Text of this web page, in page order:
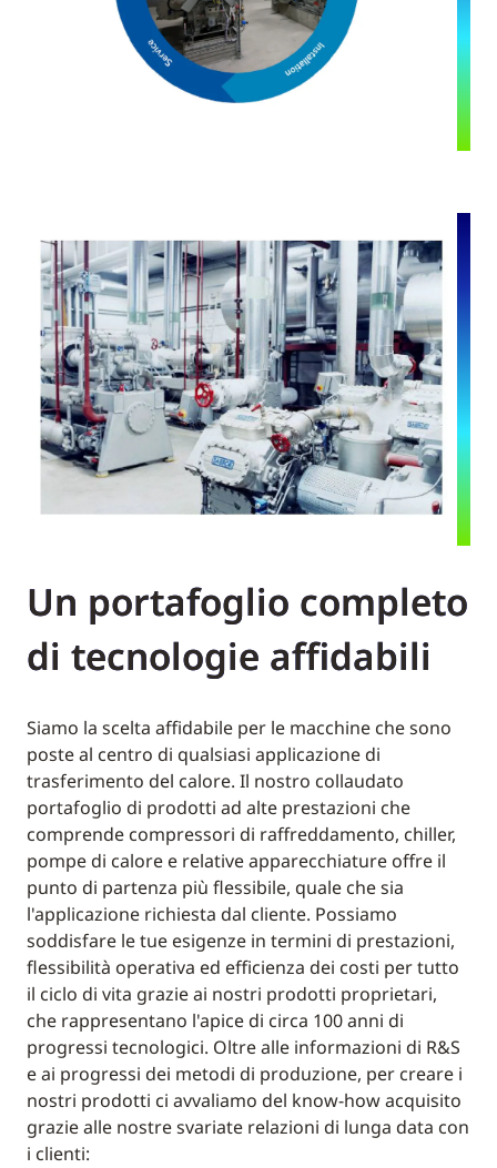
Un portafoglio completo
di tecnologie affidabili
Siamo la scelta affidabile per le macchine che sono
poste al centro di qualsiasi applicazione di
trasferimento del calore. Il nostro collaudato
portafoglio di prodotti ad alte prestazioni che
comprende compressori di raffreddamento, chiller,
pompe di calore e relative apparecchiature offre il
punto di partenza più flessibile, quale che sia
l'applicazione richiesta dal cliente. Possiamo
soddisfare le tue esigenze in termini di prestazioni,
flessibilità operativa ed efficienza dei costi per tutto
il ciclo di vita grazie ai nostri prodotti proprietari,
che rappresentano l'apice di circa 100 anni di
progressi tecnologici. Oltre alle informazioni di R&S
e ai progressi dei metodi di produzione, per creare i
nostri prodotti ci avvaliamo del know-how acquisito
grazie alle nostre svariate relazioni di lunga data con
i clienti: